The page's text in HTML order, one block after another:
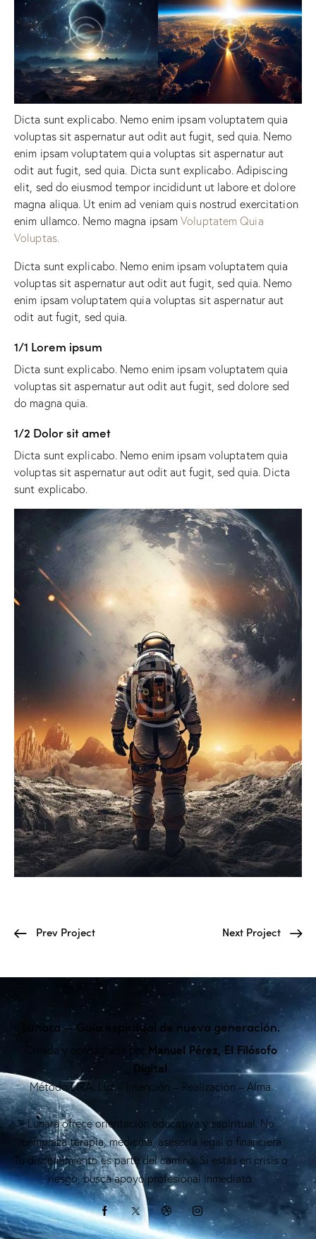
Dicta sunt explicabo. Nemo enim ipsam voluptatem quia
voluptas sit aspernatur aut odit aut fugit, sed quia. Nemo
enim ipsam voluptatem quia voluptas sit aspernatur aut
odit aut fugit, sed quia. Dicta sunt explicabo. Adipiscing
elit, sed do eiusmod tempor incididunt ut labore et dolore
magna aliqua. Ut enim ad veniam quis nostrud exercitation
enim ullamco. Nemo magna ipsamVoluptatem Quia
Voluptas.
Dicta sunt explicabo. Nemo enim ipsam voluptatem quia
voluptas sit aspernatur aut odit aut fugit, sed quia. Nemo
enim ipsam voluptatem quia voluptas sit aspernatur aut
odit aut fugit, sed quia.
1/1 Lorem ipsum
Dicta sunt explicabo. Nemo enim ipsam voluptatem quia
voluptas sit aspernatur aut odit aut fugit, sed dolore sed
do magna quia.
1/2 Dolor sit amet
Dicta sunt explicabo. Nemo enim ipsam voluptatem quia
voluptas sit aspernatur aut odit aut fugit, sed quia. Dicta
sunt explicabo.
Prev Project Next Project
Lunara — Guía espiritual de nueva generación.
Creada y consagrada por Manuel Pérez, El Filósofo
Digital.
Método LIRA: Luz – Intención – Realización – Alma.
Lunara ofrece orientación educativa y espiritual. No
reemplaza terapia, medicina, asesoría legal o financiera.
Tu discernimiento es parte del camino. Si estás en crisis o
riesgo, busca apoyo profesional inmediato.